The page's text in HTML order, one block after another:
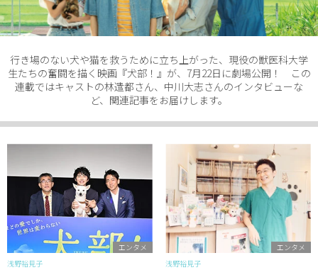
行き場のない犬や猫を救うために立ち上がった、現役の獣医科大学
生たちの奮闘を描く映画『犬部！』が、7月22日に劇場公開！ この
連載ではキャストの林遣都さん、中川大志さんのインタビューな
ど、関連記事をお届けします。
エンタメ
浅野裕見子
エンタメ
浅野裕見子